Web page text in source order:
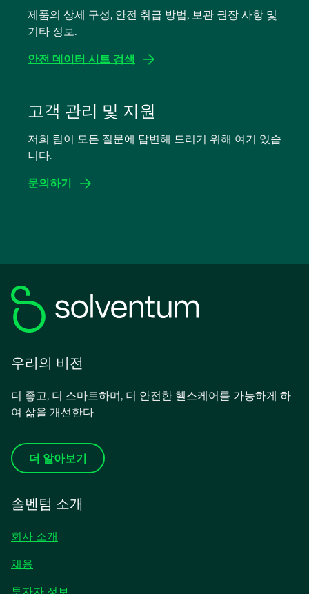
제품의 상세 구성, 안전 취급 방법, 보관 권장 사항 및
기타 정보.
안전 데이터 시트 검색
고객 관리 및 지원
저희 팀이 모든 질문에 답변해 드리기 위해 여기 있습
니다.
문의하기
우리의 비전
더 좋고, 더 스마트하며, 더 안전한 헬스케어를 가능하게 하
여 삶을 개선한다
더 알아보기
솔벤텀 소개
회사 소개
채용
투자자 정보